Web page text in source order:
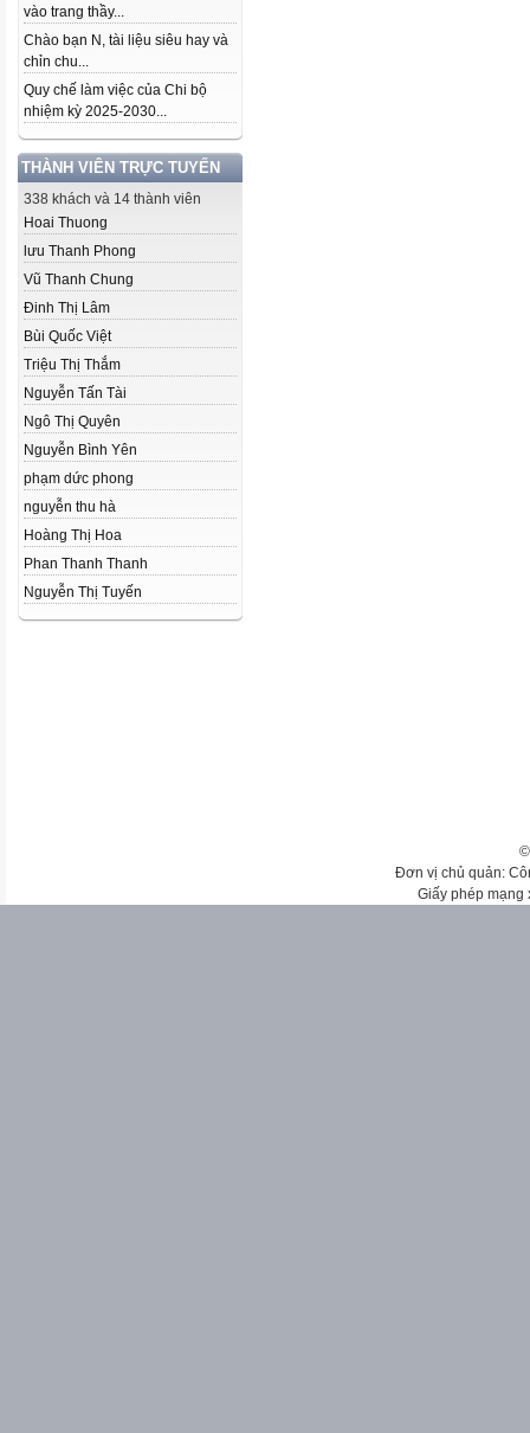
vào trang thầy...
Chào bạn N, tài liệu siêu hay và
chỉn chu...
Quy chế làm việc của Chi bộ
nhiệm kỳ 2025-2030...
THÀNH VIÊN TRỰC TUYẾN
338 khách và 14 thành viên
Hoai Thuong
lưu Thanh Phong
Vũ Thanh Chung
Đinh Thị Lâm
Bùi Quốc Việt
Triệu Thị Thắm
Nguyễn Tấn Tài
Ngô Thị Quyên
Nguyễn Bình Yên
phạm dức phong
nguyễn thu hà
Hoàng Thị Hoa
Phan Thanh Thanh
Nguyễn Thị Tuyến
Đơn vị chủ quản:
Giấy phép mạng